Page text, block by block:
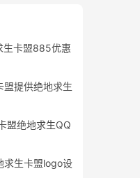
卡盟885优惠
盟提供绝地求生
盟绝地求生QQ
求生卡盟logo设